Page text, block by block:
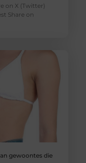
on X (Twitter)
Share on
gewoontes die